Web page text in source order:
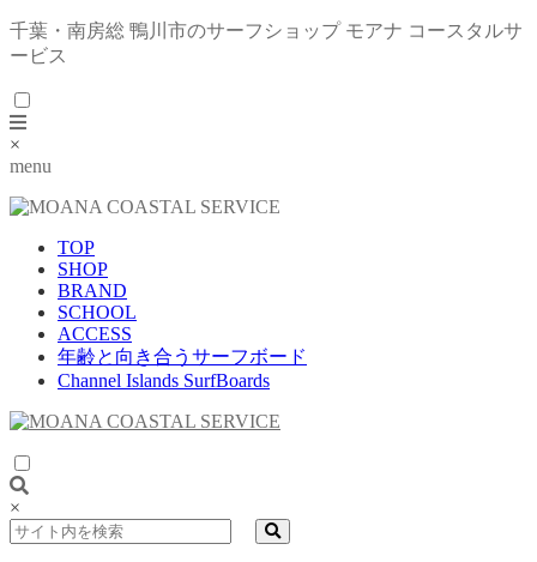
千葉・南房総 鴨川市のサーフショップ モアナ コースタルサ
ービス
×
menu
TOP
SHOP
BRAND
SCHOOL
ACCESS
年齢と向き合うサーフボード
Channel Islands SurfBoards
×